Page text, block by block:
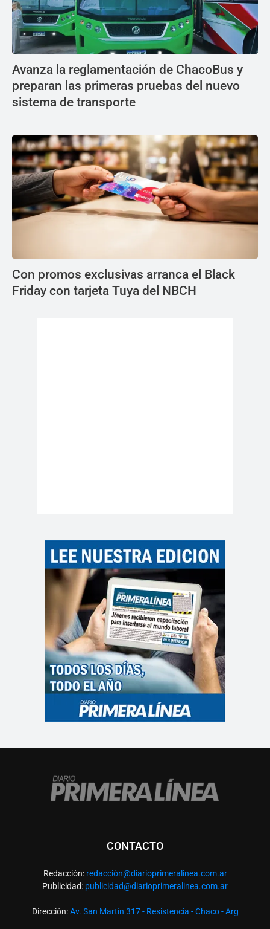
Avanza la reglamentación de ChacoBus y
preparan las primeras pruebas del nuevo
sistema de transporte
Con promos exclusivas arranca el Black
Friday con tarjeta Tuya del NBCH
CONTACTO
Redacción: redacción@diarioprimeralinea.com.ar
Publicidad: publicidad@diarioprimeralinea.com.ar
Dirección:Av. San Martín 317 - Resistencia - Chaco - Arg